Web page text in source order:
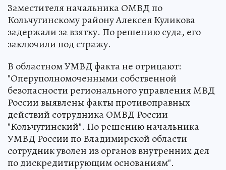
Заместителя начальника ОМВД по
Кольчугинскому району Алексея Куликова
задержали за взятку. По решению суда, его
заключили под стражу.
В областном УМВД факта не отрицают:
"Оперуполномоченными собственной
безопасности регионального управления МВД
России выявлены факты противоправных
действий сотрудника ОМВД России
"Кольчугинский". По решению начальника
УМВД России по Владимирской области
сотрудник уволен из органов внутренних дел
по дискредитирующим основаниям".